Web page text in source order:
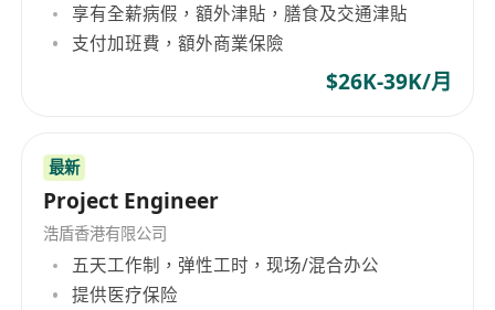
享有全薪病假，額外津貼，膳食及交通津貼
支付加班費，額外商業保險
$26K-39K/月
最新
Project Engineer
浩盾香港有限公司
五天工作制，弹性工时，现场/混合办公
提供医疗保险